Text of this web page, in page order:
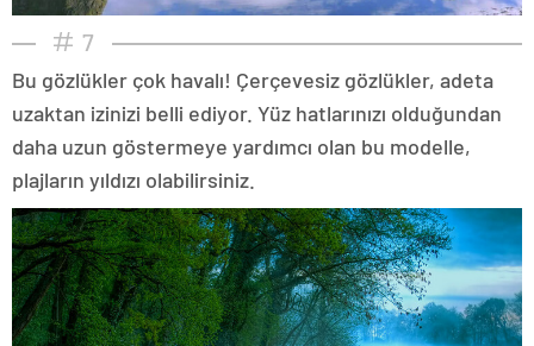
7
Bu gözlükler çok havalı! Çerçevesiz gözlükler, adeta
uzaktan izinizi belli ediyor. Yüz hatlarınızı olduğundan
daha uzun göstermeye yardımcı olan bu modelle,
plajların yıldızı olabilirsiniz.